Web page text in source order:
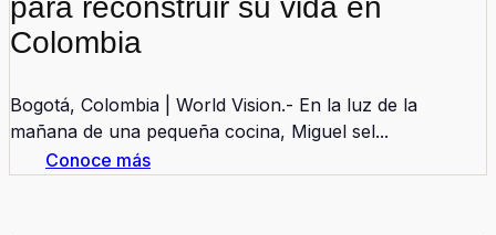
para reconstruir su vida en
Colombia
Bogotá, Colombia | World Vision.- En la luz de la
mañana de una pequeña cocina, Miguel sel...
Conoce más